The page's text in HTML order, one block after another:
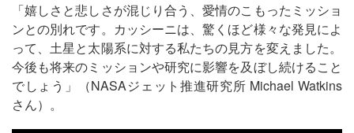
「嬉しさと悲しさが混じり合う、愛情のこもったミッショ
ンとの別れです。カッシーニは、驚くほど様々な発見によ
って、土星と太陽系に対する私たちの見方を変えました。
今後も将来のミッションや研究に影響を及ぼし続けること
でしょう」（NASAジェット推進研究所 Michael Watkins
さん）。